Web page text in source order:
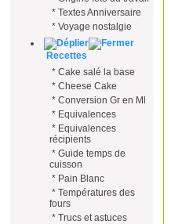
* Textes Anniversaire
* Voyage nostalgie
Recettes
* Cake salé la base
* Cheese Cake
* Conversion Gr en Ml
* Equivalences
* Equivalences
récipients
* Guide temps de
cuisson
* Pain Blanc
* Températures des
fours
* Trucs et astuces